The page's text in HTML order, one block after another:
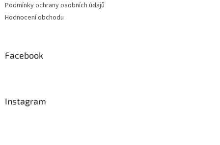
Podmínky ochrany osobních údajů
Hodnocení obchodu
Facebook
Instagram